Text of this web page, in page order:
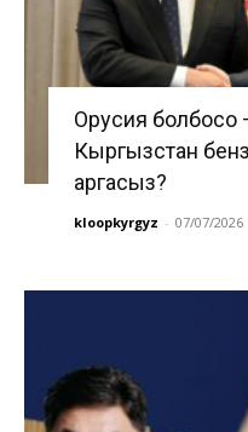
Орусия болбосо
Кыргызстан
аргасыз?
kloopkyrgyz - 07/07/2026